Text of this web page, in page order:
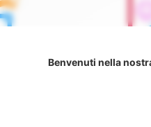
Benvenuti nella